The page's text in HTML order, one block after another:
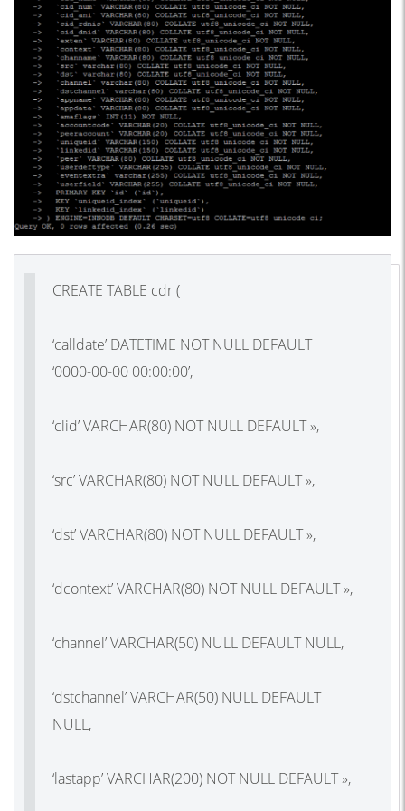
CREATE TABLE cdr (
‘calldate’ DATETIME NOT NULL DEFAULT
‘0000-00-00 00:00:00’,
‘clid’ VARCHAR(80) NOT NULL DEFAULT »,
‘src’ VARCHAR(80) NOT NULL DEFAULT »,
‘dst’ VARCHAR(80) NOT NULL DEFAULT »,
‘dcontext’ VARCHAR(80) NOT NULL DEFAULT »,
‘channel’ VARCHAR(50) NULL DEFAULT NULL,
‘dstchannel’ VARCHAR(50) NULL DEFAULT
NULL,
‘lastapp’ VARCHAR(200) NOT NULL DEFAULT »,